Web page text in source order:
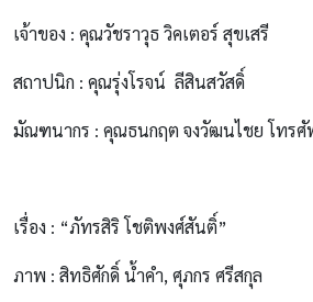
เจ้าของ : คุณวัชราวุธ วิคเตอร์ สุขเสรี
สถาปนิก : คุณรุ่งโรจน์ ลีสินสวัสดิ์
มัณฑนากร : คุณธนกฤต จงวัฒนไชย โทรศั
เรื่อง : “ภัทรสิริ โชติพงศ์สันติ์”
ภาพ : สิทธิศักดิ์ น้ำคำ, ศุภกร ศรีสกุล